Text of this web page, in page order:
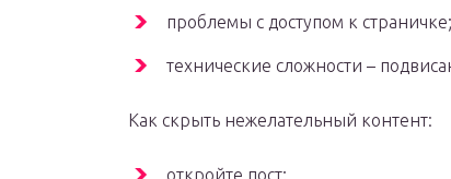
проблемы с доступом к страничке;
технические сложности –
Как скрыть нежелательный контент:
откройте пост;